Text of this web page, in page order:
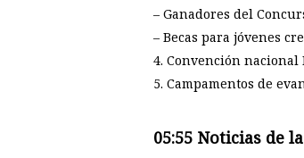
– Ganadores del
– Becas para jóvenes
4. Convención nacional
5. Campamentos de
05:55 Noticias de